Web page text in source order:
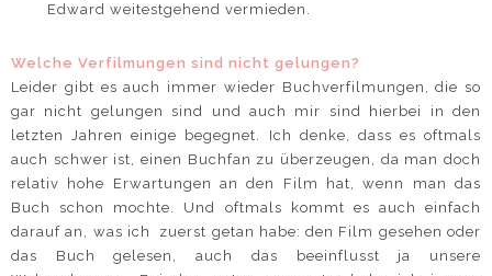
Edward weitestgehend vermieden.
Welche Verfilmungen sind nicht gelungen?
Leider gibt es auch immer wieder Buchverfilmungen, die so
gar nicht gelungen sind und auch mir sind hierbei in den
letzten Jahren einige begegnet. Ich denke, dass es oftmals
auch schwer ist, einen Buchfan zu überzeugen, da man doch
relativ hohe Erwartungen an den Film hat, wenn man das
Buch schon mochte. Und oftmals kommt es auch einfach
darauf an, was ich zuerst getan habe: den Film gesehen oder
das Buch gelesen, auch das beeinflusst ja unsere